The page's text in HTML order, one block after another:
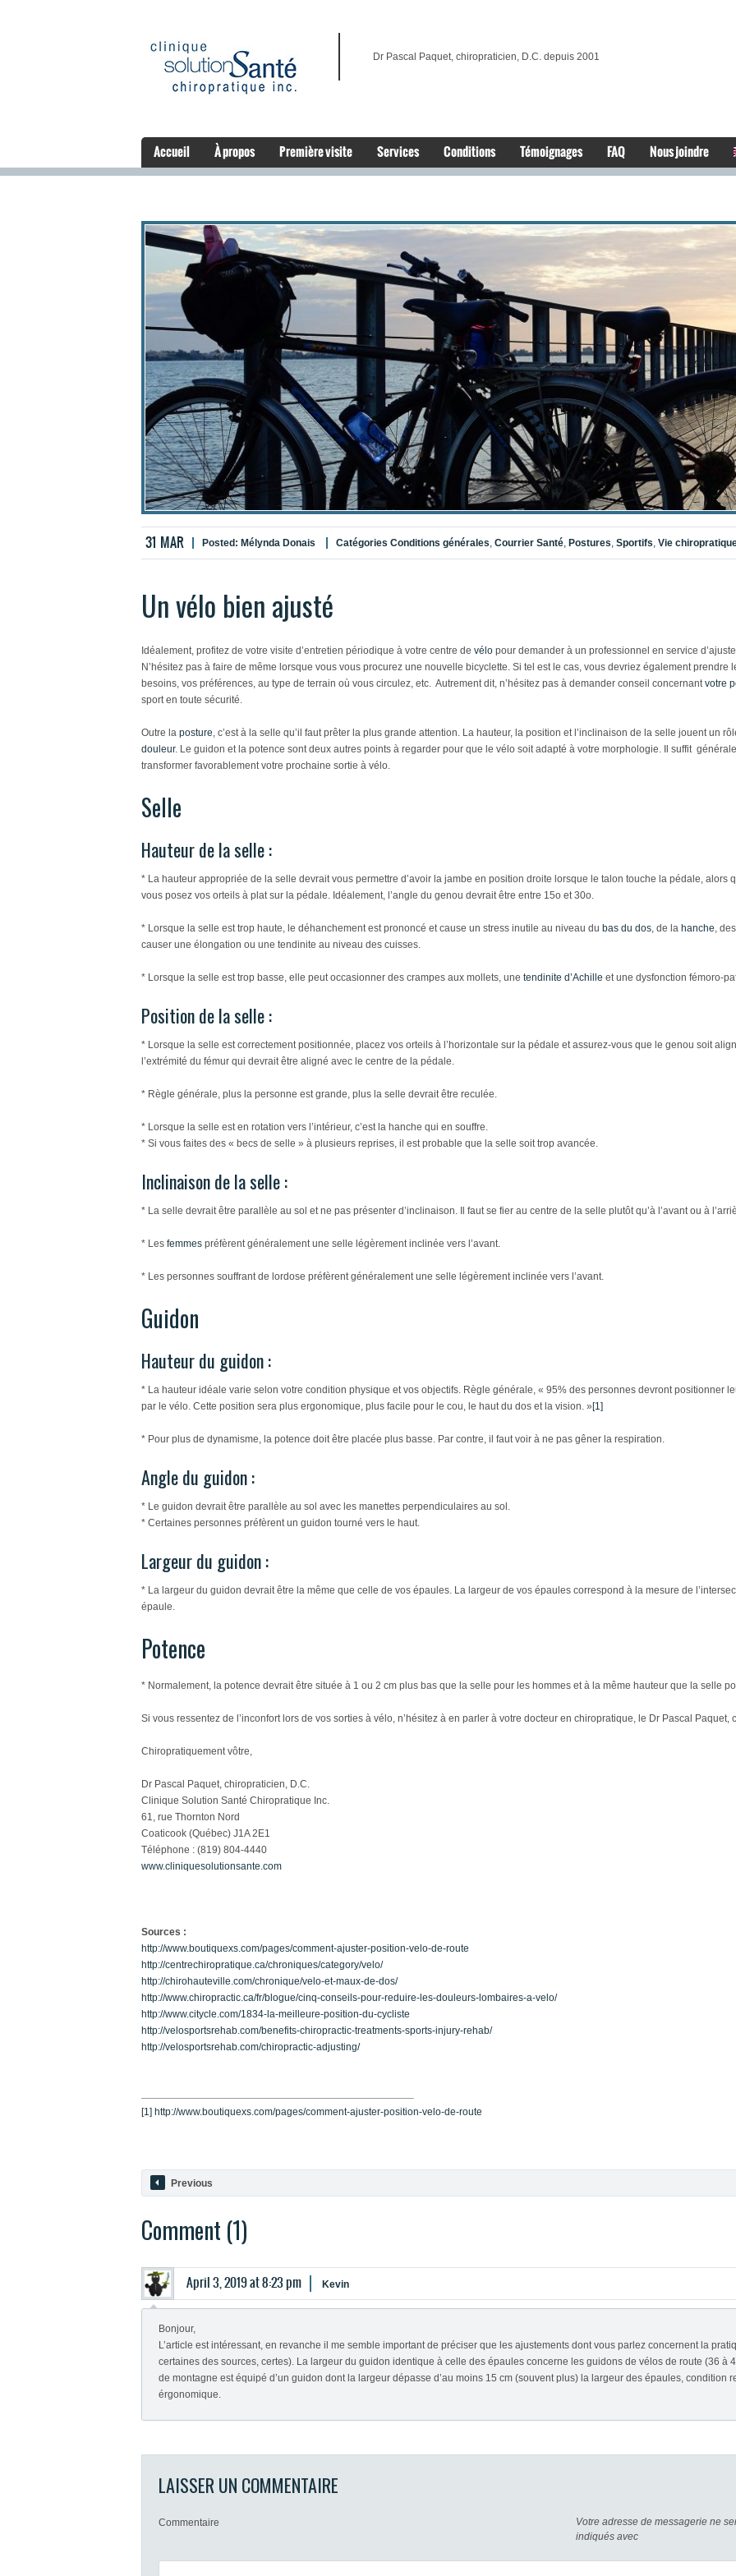
Dr Pascal Paquet, chiropraticien, D.C. depuis 2001
Accueil À propos Première visite Services Conditions Témoignages FAQ Nous joindre
31 MAR Posted: Mélynda Donais Catégories Conditions générales Courrier Santé Postures Sportifs Vie
Un vélo bien ajusté
Idéalement, profitez de votre visite d’entretien périodique à votre centre de vélo pour demander à un professionnel en service
N’hésitez pas à faire de même lorsque vous vous procurez une nouvelle bicyclette. Si tel est le cas, vous devriez également
besoins, vos préférences, au type de terrain où vous circulez, etc. Autrement dit, n’hésitez pas à demander conseil concernant votre
sport en toute sécurité.
Outre la posture , c’est à la selle qu’il faut prêter la plus grande attention. La hauteur, la position et l’inclinaison de la selle jouent un
douleur. Le guidon et la potence sont deux autres points à regarder pour que le vélo soit adapté à votre morphologie. Il suffit
transformer favorablement votre prochaine sortie à vélo.
Selle
Hauteur de la selle :
* La hauteur appropriée de la selle devrait vous permettre d’avoir la jambe en position droite lorsque le talon touche la pédale, alors
vous posez vos orteils à plat sur la pédale. Idéalement, l’angle du genou devrait être entre 15o et 30o
* Lorsque la selle est trop haute, le déhanchement est prononcé et cause un stress inutile au niveau du bas du dos , de la hanche ,
causer une élongation ou une tendinite au niveau des cuisses.
* Lorsque la selle est trop basse, elle peut occasionner des crampes aux mollets, une tendinite d’Achille et une dysfonction fémoro-
Position de la selle :
* Lorsque la selle est correctement positionnée, placez vos orteils à l’horizontale sur la pédale et assurez-vous que le genou soit
l’extrémité du fémur qui devrait être aligné avec le centre de la pédale.
* Règle générale, plus la personne est grande, plus la selle devrait être reculée.
* Lorsque la selle est en rotation vers l’intérieur, c’est la hanche qui en souffre.
* Si vous faites des « becs de selle » à plusieurs reprises, il est probable que la selle soit trop avancée.
Inclinaison de la selle :
* La selle devrait être parallèle au sol et ne pas présenter d’inclinaison. Il faut se fier au centre de la selle plutôt qu’à l’avant ou à
* Les femmes préfèrent généralement une selle légèrement inclinée vers l’avant.
* Les personnes souffrant de lordose préfèrent généralement une selle légèrement inclinée vers l’avant.
Guidon
Hauteur du guidon :
* La hauteur idéale varie selon votre condition physique et vos objectifs. Règle générale, « 95% des personnes devront positionner
par le vélo. Cette position sera plus ergonomique, plus facile pour le cou, le haut du dos et la vision. »[1]
* Pour plus de dynamisme, la potence doit être placée plus basse. Par contre, il faut voir à ne pas gêner la respiration.
Angle du guidon :
* Le guidon devrait être parallèle au sol avec les manettes perpendiculaires au sol.
* Certaines personnes préfèrent un guidon tourné vers le haut.
Largeur du guidon :
* La largeur du guidon devrait être la même que celle de vos épaules. La largeur de vos épaules correspond à la mesure de
épaule.
Potence
* Normalement, la potence devrait être située à 1 ou 2 cm plus bas que la selle pour les hommes et à la même hauteur que la selle
Si vous ressentez de l’inconfort lors de vos sorties à vélo, n’hésitez à en parler à votre docteur en chiropratique, le Dr Pascal Paquet,
Chiropratiquement vôtre,
Dr Pascal Paquet, chiropraticien, D.C.
Clinique Solution Santé Chiropratique Inc.
61, rue Thornton Nord
Coaticook (Québec) J1A 2E1
Téléphone : (819) 804-4440
www.cliniquesolutionsante.com
Sources :
http://www.boutiquexs.com/pages/comment-ajuster-position-velo-de-route
http://centrechiropratique.ca/chroniques/category/velo/
http://chirohauteville.com/chronique/velo-et-maux-de-dos/
http://www.chiropractic.ca/fr/blogue/cinq-conseils-pour-reduire-les-douleurs-lombaires-a-velo/
http://www.citycle.com/1834-la-meilleure-position-du-cycliste
http://velosportsrehab.com/benefits-chiropractic-treatments-sports-injury-rehab/
http://velosportsrehab.com/chiropractic-adjusting/
[1] http://www.boutiquexs.com/pages/comment-ajuster-position-velo-de-route
Previous
Comment (1)
April 3, 2019 at 8:23 pm Kevin
Bonjour,
L’article est intéressant, en revanche il me semble important de préciser que les ajustements dont vous parlez concernent la
certaines des sources, certes). La largeur du guidon identique à celle des épaules concerne les guidons de vélos de route (36 à
de montagne est équipé d’un guidon dont la largeur dépasse d’au moins 15 cm (souvent plus) la largeur des épaules, condition
érgonomique.
LAISSER UN COMMENTAIRE
Votre adresse de messagerie ne
indiqués avec
Commentaire